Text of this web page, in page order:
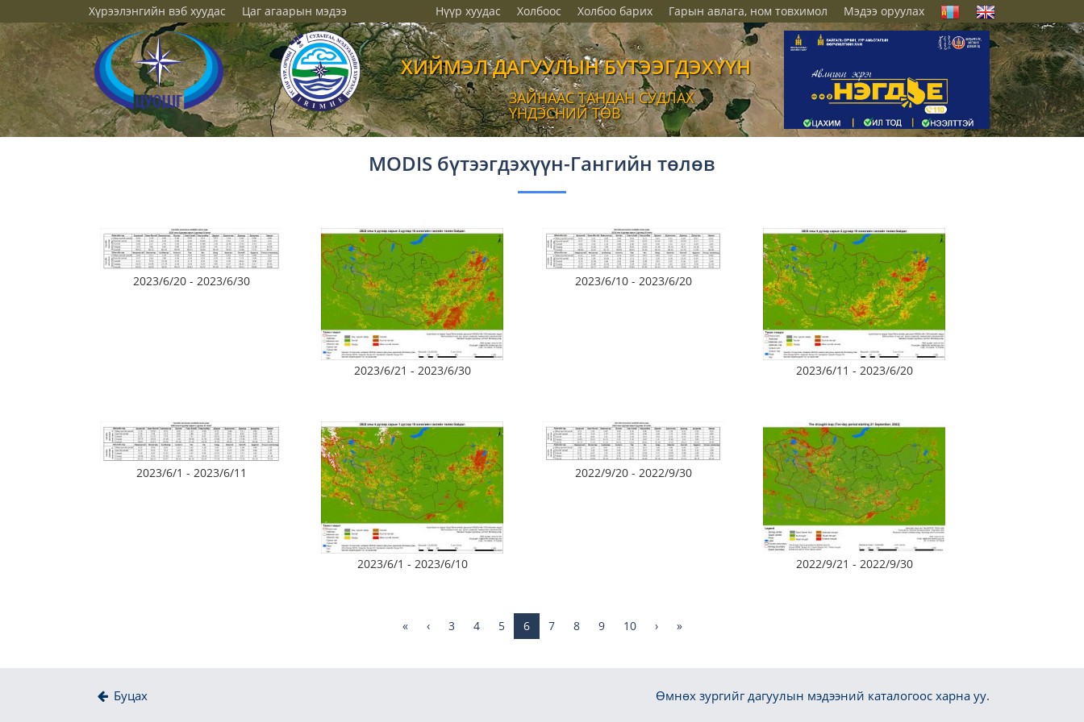
Хүрээлэнгийн вэб хуудас Цаг агаарын мэдээ Нүүр хуудас Холбоос Холбоо барих Гарын авлага, ном товхимол Мэдээ оруулах
ХИЙМЭЛ ДАГУУЛЫН БҮТЭЭГДЭХҮҮН
ЗАЙНААС ТАНДАН СУДЛАХ
ҮНДЭСНИЙ ТӨВ
MODIS бүтээгдэхүүн-Гангийн төлөв
2023/6/20 - 2023/6/30
2023/6/21 - 2023/6/30
2023/6/10 - 2023/6/20
2023/6/11 - 2023/6/20
2023/6/1 - 2023/6/11
2023/6/1 - 2023/6/10
2022/9/20 - 2022/9/30
2022/9/21 - 2022/9/30
« ‹ 3 4 5 6 7 8 9 10 › »
Буцах Өмнөх зургийг дагуулын мэдээний каталогоос харна уу.